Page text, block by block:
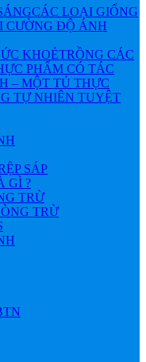
CÁC LOẠI GIỐNG
CƯỜNG ĐỘ ÁNH
KHOẺTRỒNG CÁC
PHẨM CÓ TÁC
– MỘT TỦ THỰC
TỰ NHIÊN TUYỆT
SÁP
GÌ ?
TRỪ
TRỪ